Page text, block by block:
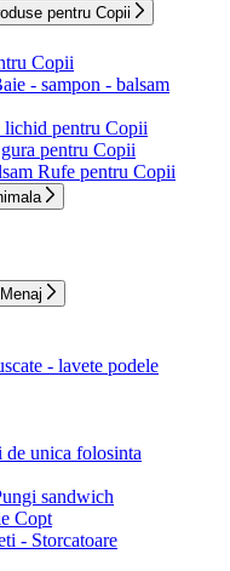
pentru Copii
Copii
- sampon - balsam
lichid pentru Copii
pentru Copii
Rufe pentru Copii
- lavete podele
de unica folosinta
sandwich
Copt
- Storcatoare